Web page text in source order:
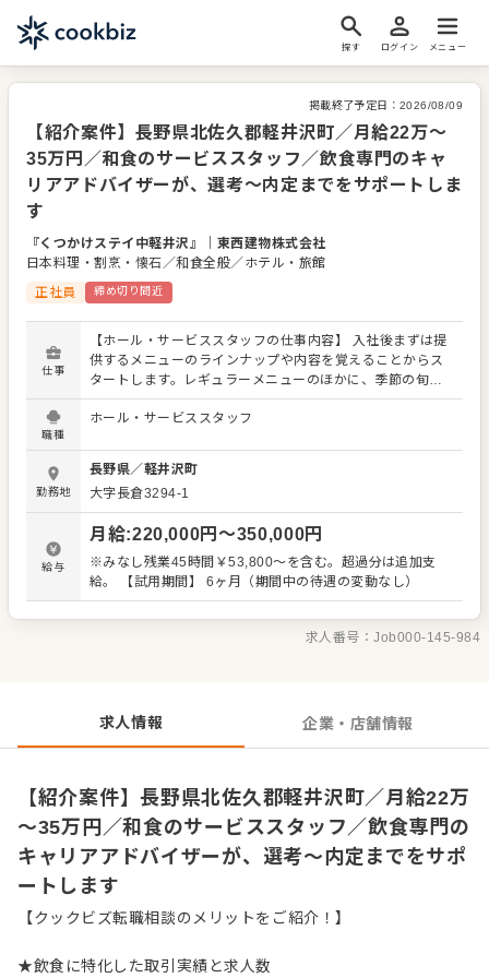
探す ログイン メニュー
掲載終了予定日： 2026/08/09
【紹介案件】長野県北佐久郡軽井沢町／月給22万～
35万円／和食のサービススタッフ／飲食専門のキャ
リアアドバイザーが、選考～内定までをサポートしま
す
『くつかけステイ中軽井沢』
東西建物株式会社
日本料理・割烹・懐石／和食全般／ホテル・旅館
正社員
締め切り間近
仕事
【ホール・サービススタッフの仕事内容】 入社後まずは提
供するメニューのラインナップや内容を覚えることからス
タートします。レギュラーメニューのほかに、季節の旬を
使った限定メニューを提供することもありますので、お客
さまに説明できるよう調理スタッフとの連携やコミュニケ
フは店舗の顔となります。感謝の言葉をいただいたり、改
善要求などのご意見を直接いただくこともあります。それ
らの内容を店舗メンバーに共有しながら、よりよいお店づ
くりを心がけてください。オペレーション改善や構築につ
いてのアイデアも大歓迎です。 【具体的には…】 ・開店、
閉店準備、清掃 ・お席へのご案内、オーダーテイク、レジ
対応など接客全般 ・ドリンク作り、提供 ・テーブルの片づ
業務からお任せしますので、徐々に業務の幅を広げていき
ましょう。先輩スタッフがあなたの成長をサポートします
人が気になった方は、エントリーいただくか『クックビズ
転職支援窓口』までお問合せください！
職種
ホール・サービススタッフ
勤務地
長野県／軽井沢町
大字長倉3294-1
給与
月給:220,000円〜350,000円
※みなし残業45時間￥53,800～を含む。超過分は追加支
給。 【試用期間】 6ヶ月（期間中の待遇の変動なし）
求人番号：Job000-145-984
求人情報 企業・店舗情報
【紹介案件】長野県北佐久郡軽井沢町／月給22万
～35万円／和食のサービススタッフ／飲食専門の
キャリアアドバイザーが、選考～内定までをサポ
ートします
【クックビズ転職相談のメリットをご紹介！】
★飲食に特化した取引実績と求人数